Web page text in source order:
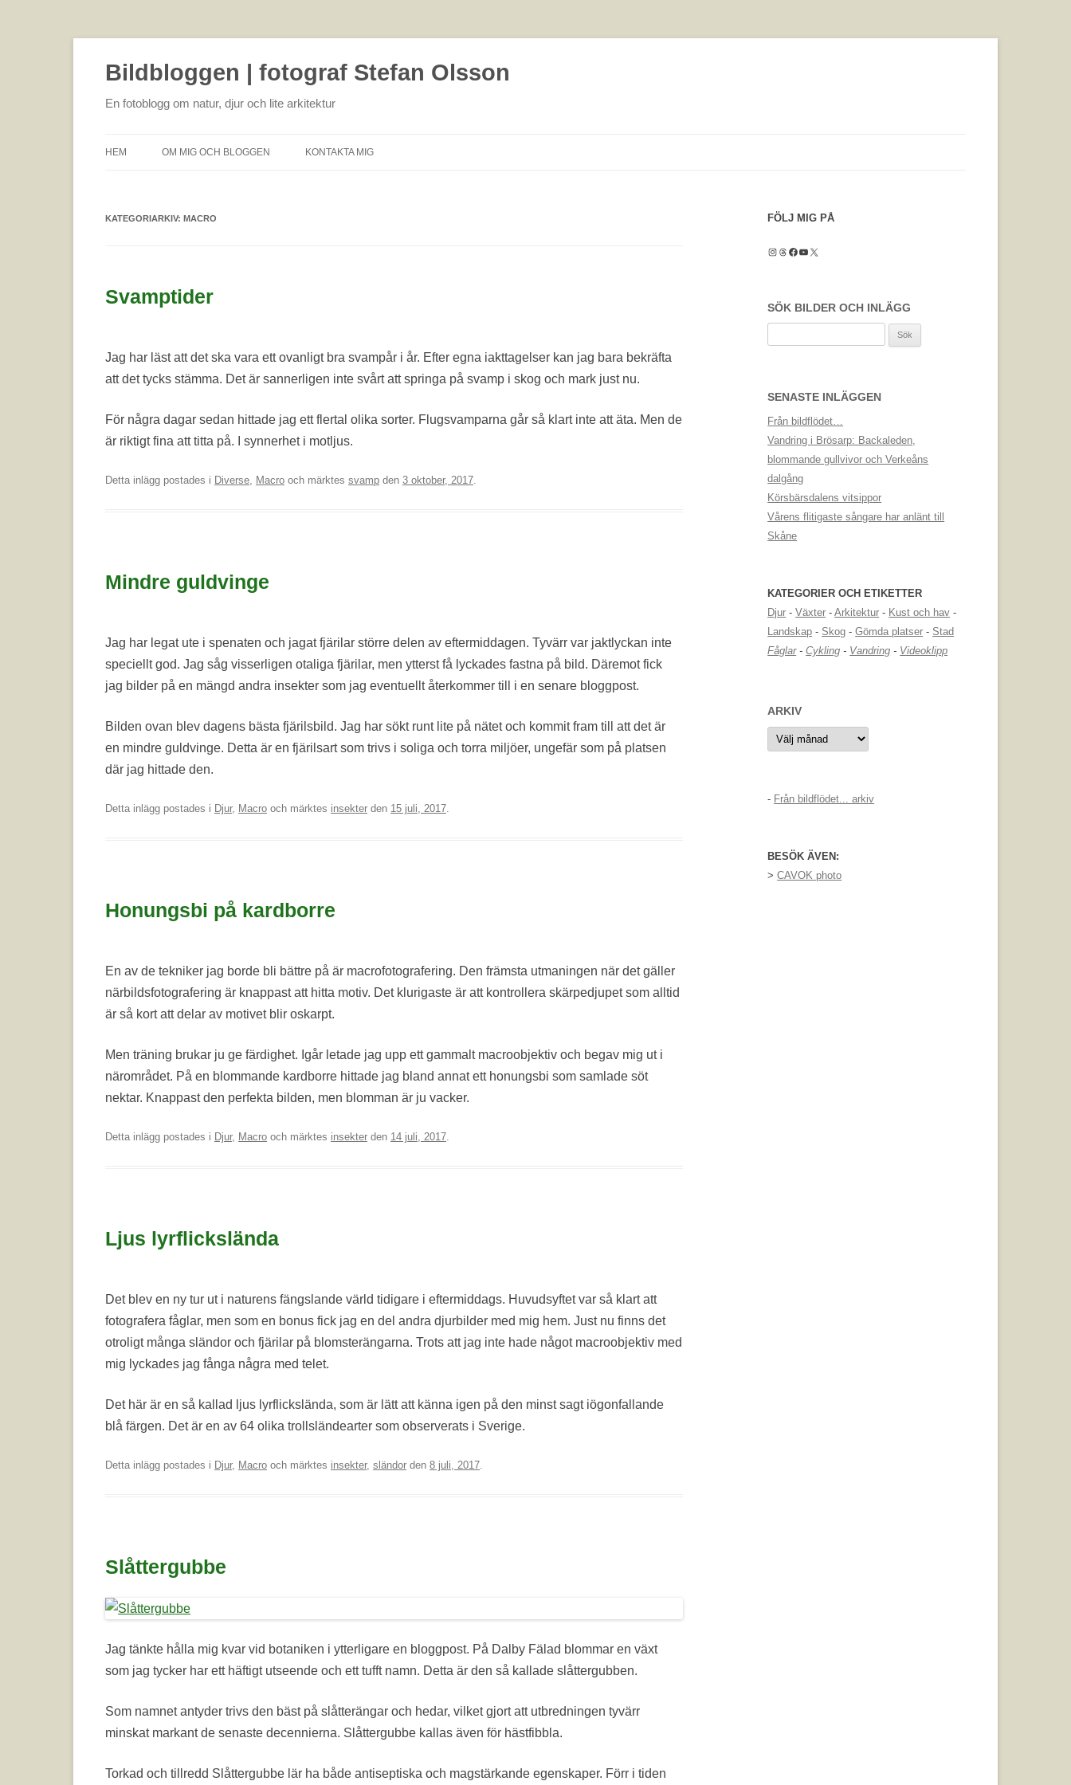
Bildbloggen | fotograf Stefan Olsson
En fotoblogg om natur, djur och lite arkitektur
HEM OM MIG OCH BLOGGEN KONTAKTA MIG
KATEGORIARKIV: MACRO
Svamptider
Jag har läst att det ska vara ett ovanligt bra svampår i år. Efter egna iakttagelser kan jag bara bekräfta
att det tycks stämma. Det är sannerligen inte svårt att springa på svamp i skog och mark just nu.
För några dagar sedan hittade jag ett flertal olika sorter. Flugsvamparna går så klart inte att äta. Men de
är riktigt fina att titta på. I synnerhet i motljus.
Detta inlägg postades i Diverse, Macro och märktes svamp den 3 oktober, 2017.
Mindre guldvinge
Jag har legat ute i spenaten och jagat fjärilar större delen av eftermiddagen. Tyvärr var jaktlyckan inte
speciellt god. Jag såg visserligen otaliga fjärilar, men ytterst få lyckades fastna på bild. Däremot fick
jag bilder på en mängd andra insekter som jag eventuellt återkommer till i en senare bloggpost.
Bilden ovan blev dagens bästa fjärilsbild. Jag har sökt runt lite på nätet och kommit fram till att det är
en mindre guldvinge. Detta är en fjärilsart som trivs i soliga och torra miljöer, ungefär som på platsen
där jag hittade den.
Detta inlägg postades i Djur, Macro och märktes insekter den 15 juli, 2017.
Honungsbi på kardborre
En av de tekniker jag borde bli bättre på är macrofotografering. Den främsta utmaningen när det gäller
närbildsfotografering är knappast att hitta motiv. Det klurigaste är att kontrollera skärpedjupet som alltid
är så kort att delar av motivet blir oskarpt.
Men träning brukar ju ge färdighet. Igår letade jag upp ett gammalt macroobjektiv och begav mig ut i
närområdet. På en blommande kardborre hittade jag bland annat ett honungsbi som samlade söt
nektar. Knappast den perfekta bilden, men blomman är ju vacker.
Detta inlägg postades i Djur, Macro och märktes insekter den 14 juli, 2017.
Ljus lyrflickslända
Det blev en ny tur ut i naturens fängslande värld tidigare i eftermiddags. Huvudsyftet var så klart att
fotografera fåglar, men som en bonus fick jag en del andra djurbilder med mig hem. Just nu finns det
otroligt många sländor och fjärilar på blomsterängarna. Trots att jag inte hade något macroobjektiv med
mig lyckades jag fånga några med telet.
Det här är en så kallad ljus lyrflickslända, som är lätt att känna igen på den minst sagt iögonfallande
blå färgen. Det är en av 64 olika trollsländearter som observerats i Sverige.
Detta inlägg postades i Djur, Macro och märktes insekter, sländor den 8 juli, 2017.
Slåttergubbe
Jag tänkte hålla mig kvar vid botaniken i ytterligare en bloggpost. På Dalby Fälad blommar en växt
som jag tycker har ett häftigt utseende och ett tufft namn. Detta är den så kallade slåttergubben.
Som namnet antyder trivs den bäst på slåtterängar och hedar, vilket gjort att utbredningen tyvärr
minskat markant de senaste decennierna. Slåttergubbe kallas även för hästfibbla.
Torkad och tillredd Slåttergubbe lär ha både antiseptiska och magstärkande egenskaper. Förr i tiden
FÖLJ MIG PÅ
Instagram
Threads
Facebook
YouTube
X
SÖK BILDER OCH INLÄGG
SENASTE INLÄGGEN
Från bildflödet…
Vandring i Brösarp: Backaleden,
blommande gullvivor och Verkeåns
dalgång
Körsbärsdalens vitsippor
Vårens flitigaste sångare har anlänt till
Skåne
KATEGORIER OCH ETIKETTER
Djur -Växter -Arkitektur - Kust och hav -
Landskap - Skog -Gömda platser - Stad
Fåglar-Cykling - Vandring - Videoklipp
ARKIV
Arkiv
- Från bildflödet... arkiv
BESÖK ÄVEN:
>CAVOK photo